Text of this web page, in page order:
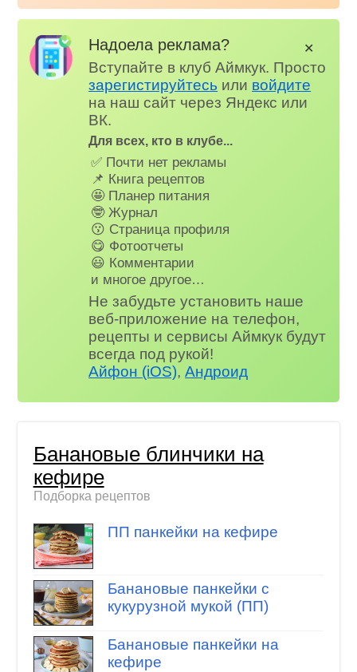
Надоела реклама?
Вступайте в клуб Аймкук. Просто
зарегистируйтесь или войдите
на наш сайт через Яндекс или
ВК.
Для всех, кто в клубе...
✅ Почти нет рекламы
📌 Книга рецептов
🤩 Планер питания
🤓 Журнал
😗 Страница профиля
😋 Фотоотчеты
😃 Комментарии
и многое другое…
Не забудьте установить наше
веб-приложение на телефон,
рецепты и сервисы Аймкук будут
всегда под рукой!
Айфон (iOS),Андроид
✕
Банановые блинчики на
кефире
Подборка рецептов
ПП панкейки на кефире
Банановые панкейки с
кукурузной мукой (ПП)
Банановые панкейки на
кефире